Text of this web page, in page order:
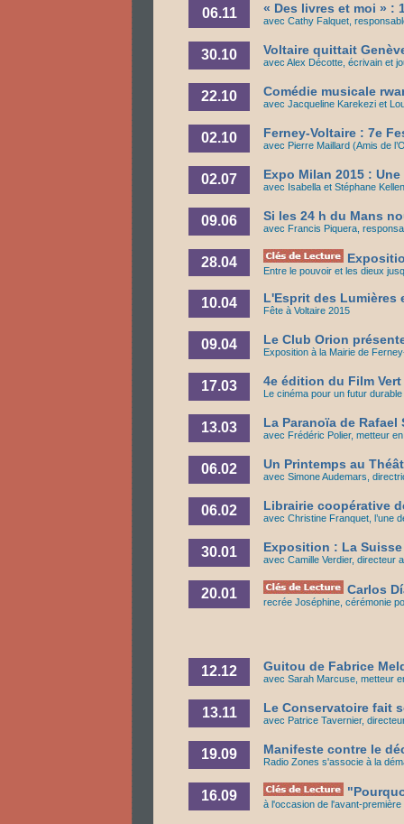
06.11 « Des livres et moi » :
avec Cathy Falquet,
30.10 Voltaire quittait
avec Alex Décotte, écrivain et
22.10 Comédie musicale
avec Jacqueline Karekezi et
02.10 Ferney-Voltaire : 7e
avec Pierre Maillard (Amis de
02.07 Expo Milan 2015 :
avec Isabella et Stéphane
09.06 Si les 24 h du Mans
avec Francis Piquera,
28.04
Entre le pouvoir et les dieux
10.04 L'Esprit des Lumières
Fête à Voltaire 2015
09.04 Le Club Orion
Exposition à la Mairie de
17.03 4e édition du Film
Le cinéma pour un futur durable
13.03 La Paranoïa de
avec Frédéric Polier, metteur
06.02 Un Printemps au
avec Simone Audemars,
06.02 Librairie coopérative
avec Christine Franquet, l’une
30.01 Exposition : La
avec Camille Verdier, directeur
20.01 Carlos
recrée Joséphine, cérémonie
12.12 Guitou de Fabrice
avec Sarah Marcuse, metteur
13.11 Le Conservatoire fait
avec Patrice Tavernier,
19.09 Manifeste contre le
Radio Zones s'associe à la
16.09
à l'occasion de l'avant-